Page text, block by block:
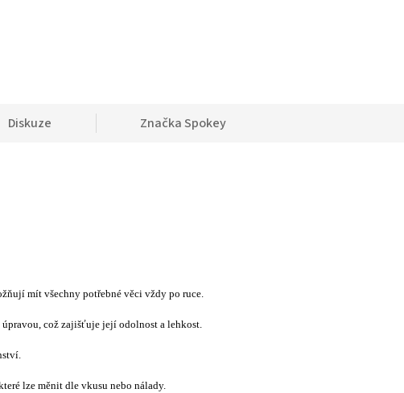
Diskuze ZnačkaSpokey
mít všechny potřebné věci vždy po ruce.
což zajišťuje její odolnost a lehkost.
lze měnit dle vkusu nebo nálady.